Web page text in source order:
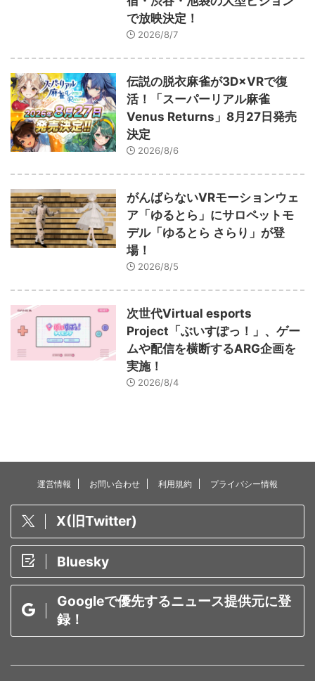
で放映決定！
2026/8/7
伝説の脱衣麻雀が3D×VRで復
活！「スーパーリアル麻雀
Venus Returns」8月27日発売
決定
2026/8/6
がんばらないVRモーションウェ
ア「ゆるとら」にサロペットモ
デル「ゆるとら さらり」が登
場！
2026/8/5
次世代Virtual esports
Project「ぶいすぽっ！」、ゲー
ムや配信を横断するARG企画を
実施！
2026/8/4
運営情報 お問い合わせ 利用規約 プライバシー情報
X(旧Twitter)
Bluesky
Googleで優先するニュース提供元に登
録！